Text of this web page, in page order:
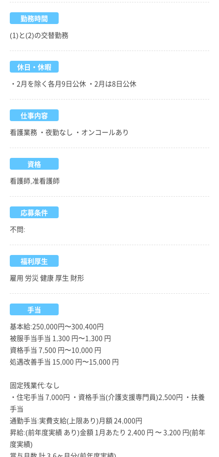
勤務時間
(1)と(2)の交替勤務
休日・休暇
・2月を除く各月9日公休 ・2月は8日公休
仕事内容
看護業務 ・夜勤なし ・オンコールあり
資格
看護師,准看護師
応募条件
不問:
福利厚生
雇用 労災 健康 厚生 財形
手当
基本給:250,000円〜300,400円
被服手当手当 1,300 円〜1,300 円
資格手当 7,500 円〜10,000 円
処遇改善手当 15,000 円〜15,000 円
固定残業代:なし
・住宅手当 7,000円 ・資格手当(介護支援専門員)2,500円 ・扶養
手当
通勤手当:実費支給(上限あり)月額 24,000円
昇給:(前年度実績 あり)金額 1月あたり 2,400 円 〜 3,200 円(前年
度実績)